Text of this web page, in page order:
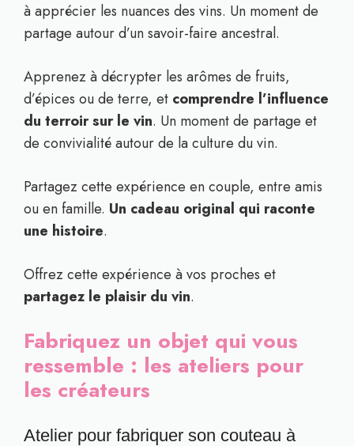
à apprécier les nuances des vins. Un moment de
partage autour d’un savoir-faire ancestral.
Apprenez à décrypter les arômes de fruits,
d’épices ou de terre, et comprendre l’influence
du terroir sur le vin. Un moment de partage et
de convivialité autour de la culture du vin.
Partagez cette expérience en couple, entre amis
ou en famille. Un cadeau original qui raconte
une histoire.
Offrez cette expérience à vos proches et
partagez le plaisir du vin.
Fabriquez un objet qui vous
ressemble : les ateliers pour
les créateurs
Atelier pour fabriquer son couteau à